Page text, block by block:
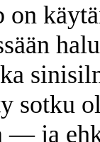
on
sotku
— ja